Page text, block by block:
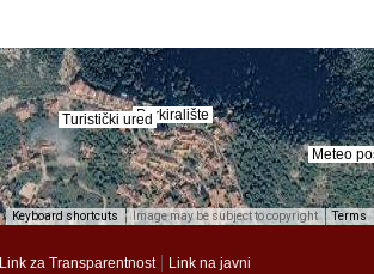
Meteo
Turistički uredParkiralište
Meteo
Turistički uredParkiralište
Keyboard shortcuts Image may be subject to copyright Terms
Link za Transparentnost| Link na javni